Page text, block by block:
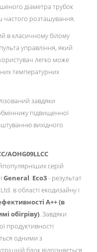
діаметра трубок
частого розташування.
в класичному білому
управління, який
легко може
температурних
завдяки
підвищенної
вихідного
AOHG09LLCC
серій
General. Eco3- результат
в області екодизайну і
А++ (в
обігріву). Завдяки
продуктивності
одними з